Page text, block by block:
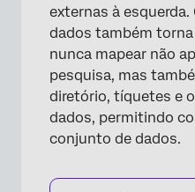
Perguntas frequentes
externas à
dados também
nunca mapear não
pesquisa, mas
diretório, tíquetes e
dados, permitindo
conjunto de dados.